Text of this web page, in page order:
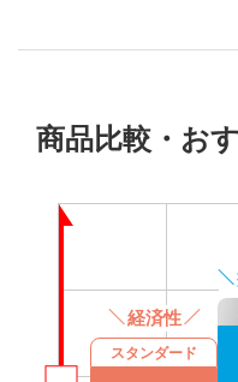
商品比較・お
乗用車に合
経済性
スタンダード